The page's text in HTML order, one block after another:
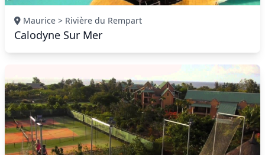
Maurice > Rivière du Rempart
Calodyne Sur Mer